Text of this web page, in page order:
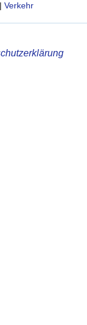
| Verkehr